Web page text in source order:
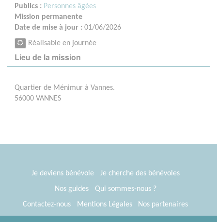
Publics : Personnes âgées
Mission permanente
Date de mise à jour : 01/06/2026
Réalisable en journée
Lieu de la mission
Quartier de Ménimur à Vannes.
56000 VANNES
Je deviens bénévole
Je cherche des bénévoles
Nos guides
Qui sommes-nous ?
Contactez-nous
Mentions Légales
Nos partenaires